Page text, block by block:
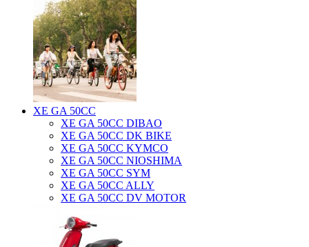
XE GA 50CC
XE GA 50CC DIBAO
XE GA 50CC DK BIKE
XE GA 50CC KYMCO
XE GA 50CC NIOSHIMA
XE GA 50CC SYM
XE GA 50CC ALLY
XE GA 50CC DV MOTOR